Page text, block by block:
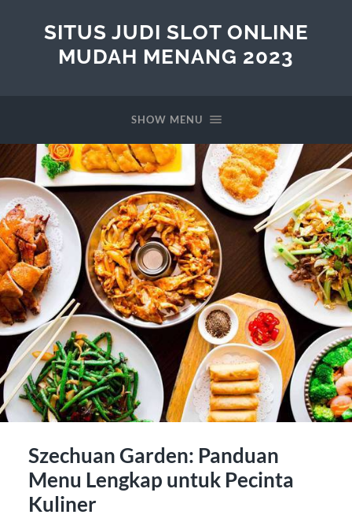
SITUS JUDI SLOT ONLINE
MUDAH MENANG 2023
SHOW MENU
Szechuan Garden: Panduan
Menu Lengkap untuk Pecinta
Kuliner